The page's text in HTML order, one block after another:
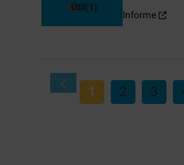
Útil(1)
Informe
1 2 3